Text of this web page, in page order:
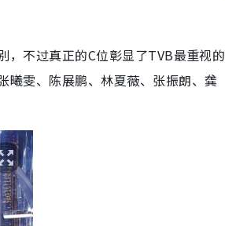
，不过真正的C位彰显了TVB最重视的
曦雯、陈展鹏、林夏薇、张振朗、龚